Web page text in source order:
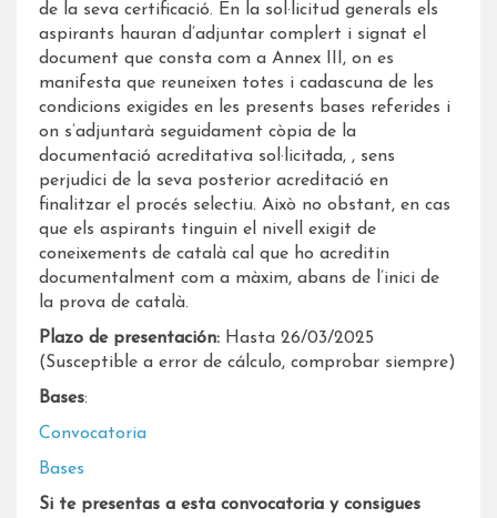
de la seva certificació. En la sol·licitud generals els
aspirants hauran d’adjuntar complert i signat el
document que consta com a Annex III, on es
manifesta que reuneixen totes i cadascuna de les
condicions exigides en les presents bases referides i
on s’adjuntarà seguidament còpia de la
documentació acreditativa sol·licitada, , sens
perjudici de la seva posterior acreditació en
finalitzar el procés selectiu. Això no obstant, en cas
que els aspirants tinguin el nivell exigit de
coneixements de català cal que ho acreditin
documentalment com a màxim, abans de l’inici de
la prova de català.
Plazo de presentación: Hasta 26/03/2025
(Susceptible a error de cálculo, comprobar siempre)
Bases:
Convocatoria
Bases
Si te presentas a esta convocatoria y consigues